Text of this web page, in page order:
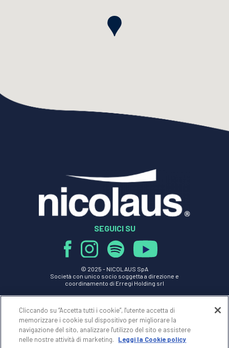
SEGUICI SU
© 2025 - NICOLAUS SpA
Società con unico socio soggetta a direzione e
coordinamento di Erregi Holding srl
n Licenza 239 del 28/05/1999
REA 70077 - Reg.Impr. di BRINDISI n.01517830749
Cap.Soc. Euro 100.000,00 i.v.
Cliccando su “Accetta tutti i cookie”, l'utente accetta di
memorizzare i cookie sul dispositivo per migliorare la
navigazione del sito, analizzare l'utilizzo del sito e assistere
nelle nostre attività di marketing.
Leggi la Cookie policy